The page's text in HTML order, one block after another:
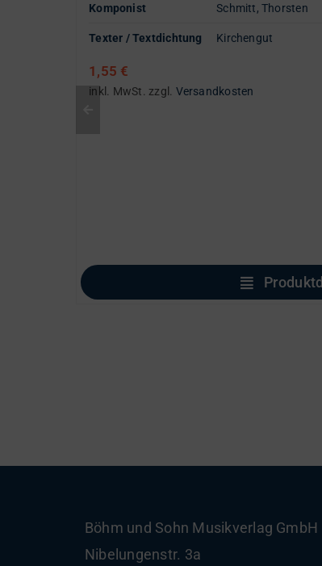
Komponist Schmitt, Thorsten
Texter / Textdichtung Kirchengut
1,55 €
inkl. MwSt. zzgl. Versandkosten
Böhm und Sohn Musikverlag GmbH
Nibelungenstr. 3a